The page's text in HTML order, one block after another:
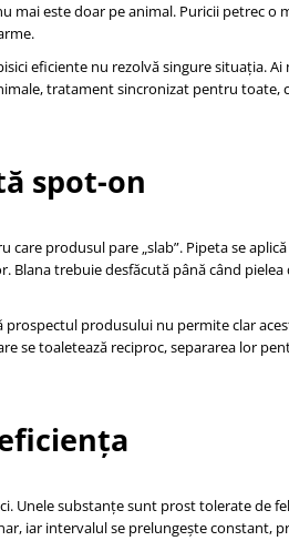
mai este doar pe animal. Puricii petrec o
eficiente nu rezolvă singure situația.
tratament sincronizat pentru
spot-on
produsul pare „slab”. Pipeta se
Blana trebuie desfăcută până când
produsului nu permite clar
se toaletează reciproc, separarea lor
Unele substanțe sunt prost tolerate de
iar intervalul se prelungește constant,